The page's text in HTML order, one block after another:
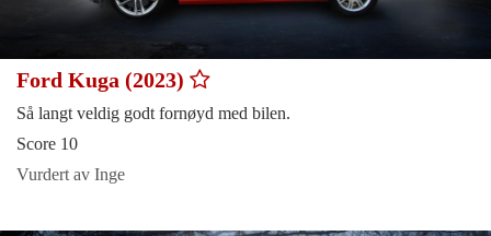
Ford Kuga (2023)
Så langt veldig godt fornøyd med bilen.
Score 10
Vurdert av Inge